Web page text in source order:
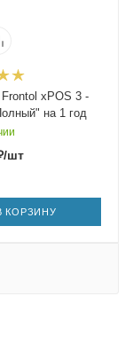
xPOS 3 -
на 1 год
/шт
КОРЗИНУ